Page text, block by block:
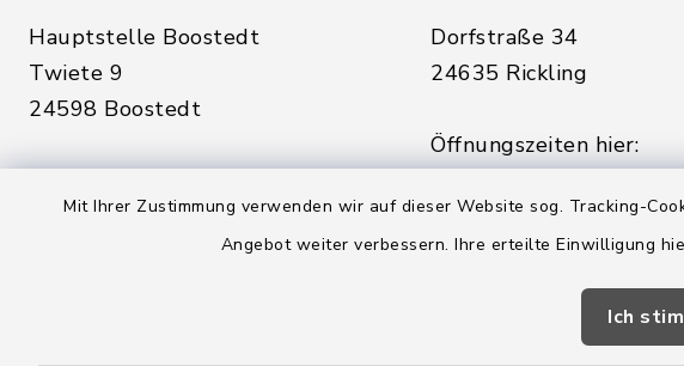
Mit Ihrer Zustimmung verwenden wir auf dieser Website sog. Tracking-
Angebot weiter verbessern. Ihre erteilte Einwilligung
Ich
Hauptstelle Boostedt
Twiete 9
24598 Boostedt
Montag, Dienstag, Donnerstag,
sowie zusätzlich am Dienstag:
Dorfstraße 34
24635 Rickling
Öffnungszeiten hier:
Freitag:
08:00 - 12:00 Uhr
sowie zusätzlich am
14:00 - 18:00 Uhr